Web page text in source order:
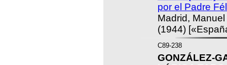
por el Padre
Madrid,
(1944)
C89-238
GONZÁLEZ-